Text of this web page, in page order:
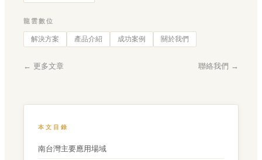
龍雲數位
解決方案 產品介紹 成功案例 關於我們
← 更多文章 聯絡我們 →
本文目錄
南台灣主要應用場域